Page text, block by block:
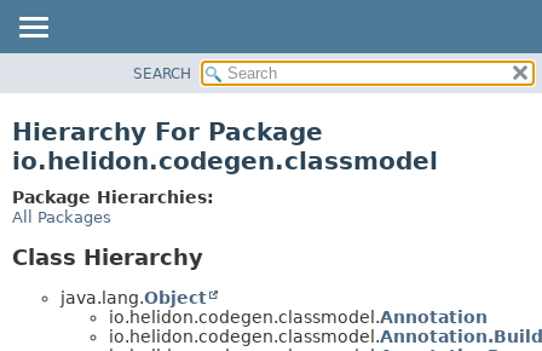
PACKAGE
USE
TREE
SEARCH
Hierarchy For Package
io.helidon.codegen.classmodel
Package Hierarchies:
All Packages
Class Hierarchy
java.lang.Object
io.helidon.codegen.classmodel.Annotation
io.helidon.codegen.classmodel.